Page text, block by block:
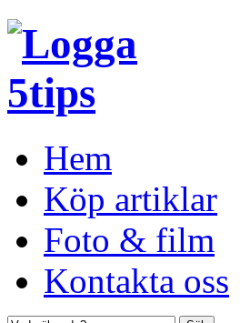
Hem
Köp artiklar
Foto & film
Kontakta oss